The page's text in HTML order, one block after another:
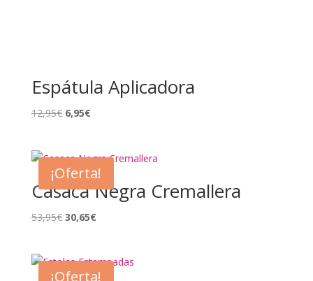
Espátula Aplicadora
12,95€ El
era:
12,95€.
6,95€El
es:
6,95€.
¡Oferta!
Casaca Negra Cremallera
53,95€ El
era:
30,65€El
es:
¡Oferta!